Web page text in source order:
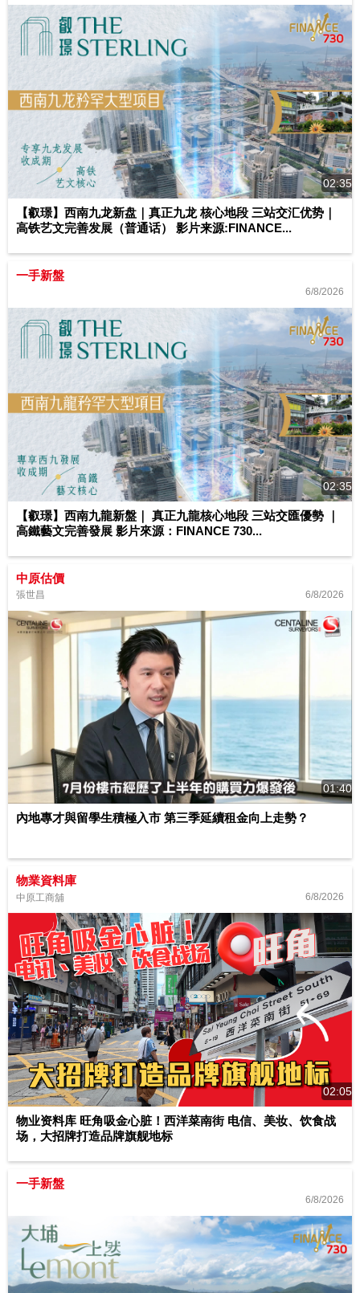
02:35
【叡璟】西南九龙新盘｜真正九龙 核心地段 三站交汇优势｜
高铁艺文完善发展（普通话） 影片来源:FINANCE...
一手新盤
6/8/2026
02:35
【叡璟】西南九龍新盤｜ 真正九龍核心地段 三站交匯優勢 ｜
高鐵藝文完善發展 影片來源：FINANCE 730...
中原估價
張世昌 6/8/2026
01:40
內地專才與留學生積極入市 第三季延續租金向上走勢？
物業資料庫
中原工商舖 6/8/2026
02:05
物业资料库 旺角吸金心脏！西洋菜南街 电信、美妆、饮食战
场，大招牌打造品牌旗舰地标
一手新盤
6/8/2026